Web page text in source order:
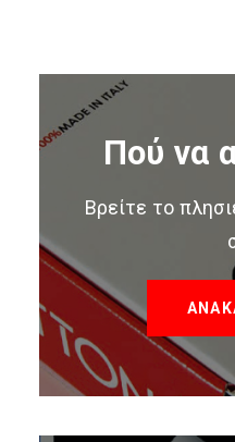
Πού να
Βρείτε το